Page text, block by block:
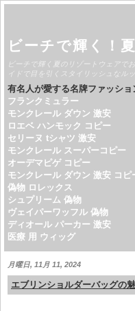
ビーチで輝く！
ビーチで輝く夏のリゾートウェアで
イドで目を引くスタイリッシュなル
有名人が愛する名牌ファッショ
フランクミュラー
モンクレール ダウン 激安
ロエベ ハンモック コピー
セリーヌ tシャツ 激安
モンクレール スーパーコピー
オーデマピゲ コピー
モンクレール ダウン 激安 コピ
偽物 ロレックス
シュプリーム 偽物
ヴェイパーワッフル 偽物
ディオール パーカー 激安
医療 用 ウィッグ
月曜日, 11月 11, 2024
エブリンショルダーバッグの